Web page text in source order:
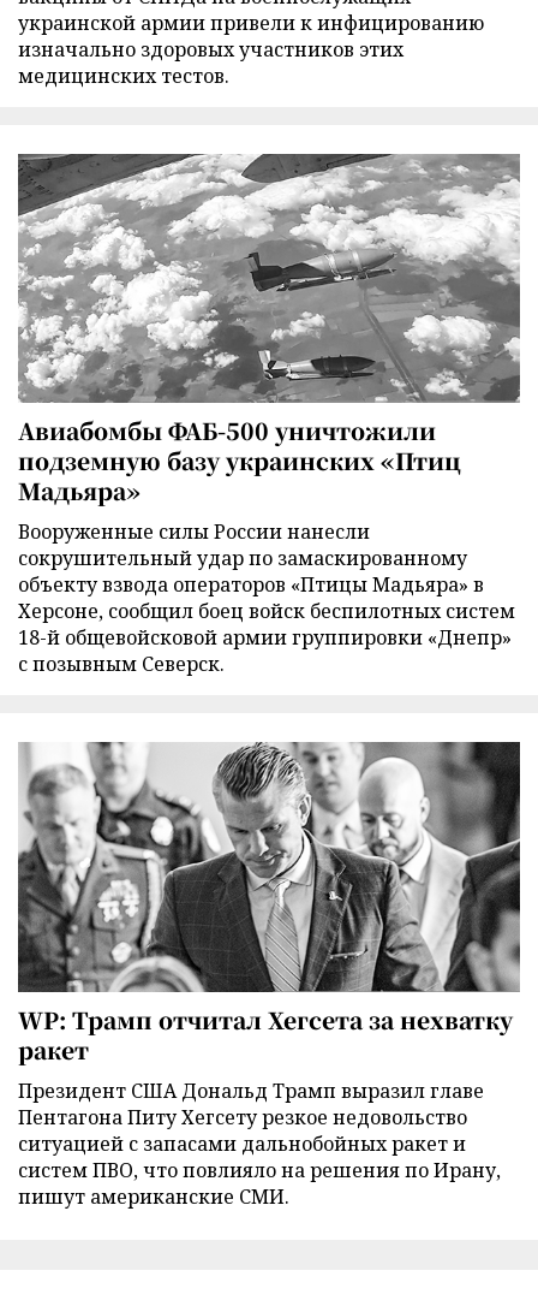
украинской армии привели к инфицированию
изначально здоровых участников этих
медицинских тестов.
Авиабомбы ФАБ-500 уничтожили
подземную базу украинских «Птиц
Мадьяра»
Вооруженные силы России нанесли
сокрушительный удар по замаскированному
объекту взвода операторов «Птицы Мадьяра» в
Херсоне, сообщил боец войск беспилотных систем
18-й общевойсковой армии группировки «Днепр»
с позывным Северск.
WP: Трамп отчитал Хегсета за нехватку
ракет
Президент США Дональд Трамп выразил главе
Пентагона Питу Хегсету резкое недовольство
ситуацией с запасами дальнобойных ракет и
систем ПВО, что повлияло на решения по Ирану,
пишут американские СМИ.